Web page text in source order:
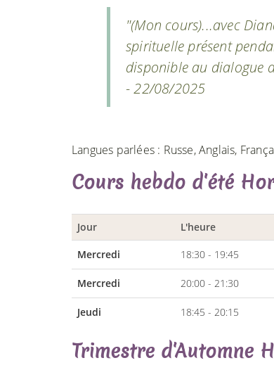
"(Mon cours)...avec
spirituelle présent
disponible au dialogue
- 22/08/2025
Langues parlées : Russe, Anglais,
Cours hebdo d'été
Jour L'heure
Mercredi 18:30 - 19:45
Mercredi 20:00 - 21:30
Jeudi 18:45 - 20:15
Trimestre d'Automne